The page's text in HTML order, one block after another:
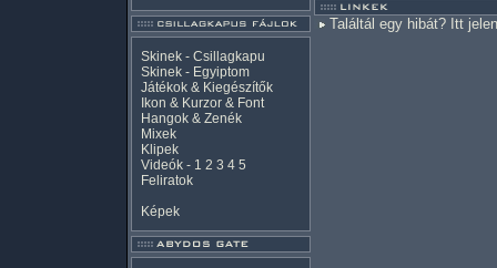
Skinek - Csillagkapu
Skinek - Egyiptom
Játékok & Kiegészítők
Ikon & Kurzor & Font
Hangok & Zenék
Mixek
Klipek
Videók - 1 2 3 4 5
Feliratok
Képek
Találtál egy hibát? Itt